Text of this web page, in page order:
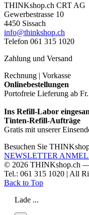
THINKshop.ch CRT AG
Gewerbestrasse 10
4450 Sissach
info@thinkshop.ch
Telefon 061 315 1020
Zahlung und Versand
Rechnung | Vorkasse
Onlinebestellungen
Portofreie Lieferung ab
Ins Refill-Labor
Tinten-Refill-Aufträge
Gratis mit unserer
Besuchen Sie
NEWSLETTER
© 2026 THINKshop.ch
Tel.: 061 315 1020 | All
Back to Top
Lade ...